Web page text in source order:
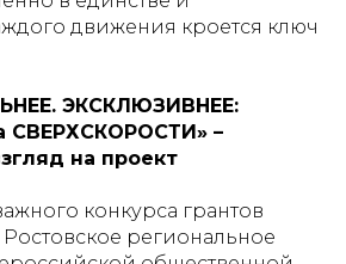
движения кроется ключ
ЭКСКЛЮЗИВНЕЕ:
СВЕРХСКОРОСТИ» –
на проект
конкурса грантов
региональное